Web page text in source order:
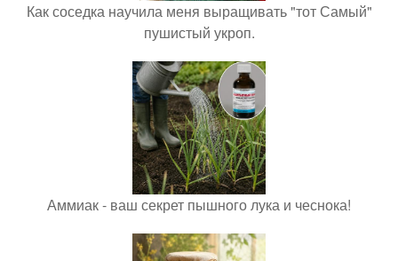
Как соседка научила меня выращивать "тот Самый"
пушистый укроп.
Аммиак - ваш секрет пышного лука и чеснока!